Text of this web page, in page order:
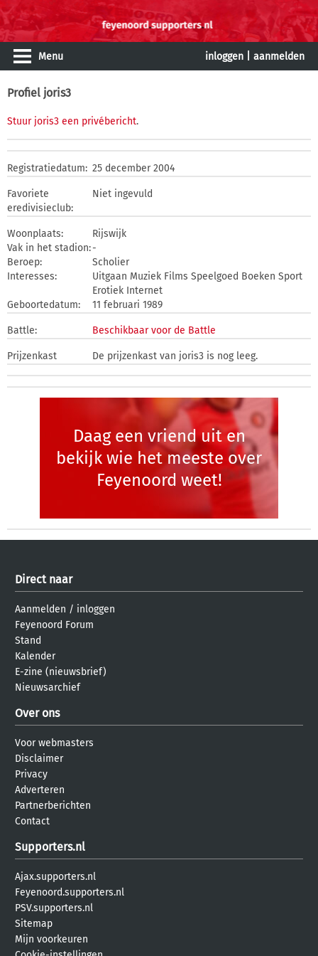
Menu inloggen aanmelden
Profiel joris3
Stuur joris3 een privébericht.
Registratiedatum: 25 december 2004
Favoriete
eredivisieclub:
Niet ingevuld
Woonplaats:
Rijswijk
Vak in het stadion:-
Beroep:
Scholier
Interesses:
Uitgaan Muziek Films Speelgoed Boeken Sport
Erotiek Internet
Geboortedatum:
11 februari 1989
Battle: Beschikbaar voor de Battle
Prijzenkast De prijzenkast van joris3 is nog leeg.
Daag een vriend uit en
bekijk wie het meeste over
Feyenoord weet!
Direct naar
Aanmelden / inloggen
Feyenoord Forum
Stand
Kalender
E-zine (nieuwsbrief)
Nieuwsarchief
Over ons
Voor webmasters
Disclaimer
Privacy
Adverteren
Partnerberichten
Contact
Supporters.nl
Ajax.supporters.nl
Feyenoord.supporters.nl
PSV.supporters.nl
Sitemap
Mijn voorkeuren